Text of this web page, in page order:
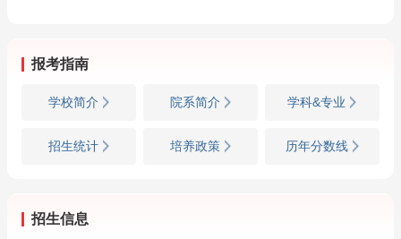
报考指南
学校简介 院系简介 学科&专业
招生统计 培养政策 历年分数线
招生信息